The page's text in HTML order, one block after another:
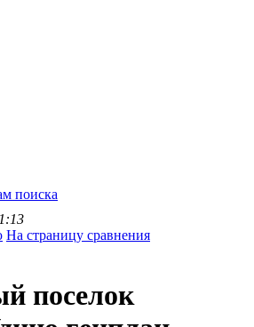
поиска
На страницу сравнения
поселок